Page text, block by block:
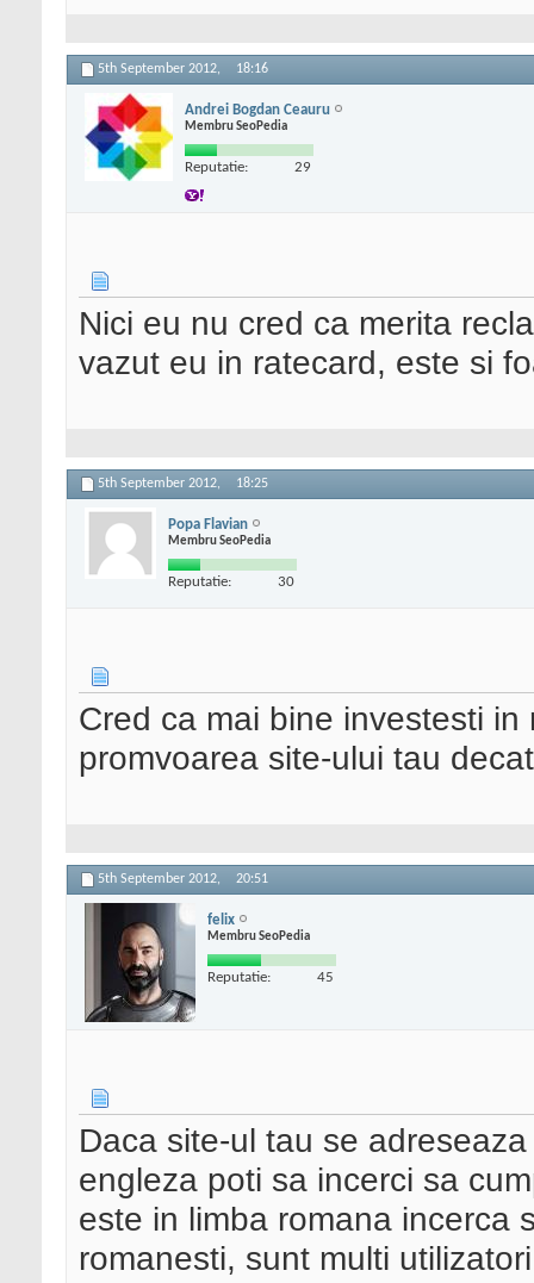
5th September 2012, 18:16
Andrei Bogdan Ceauru
Membru SeoPedia
Reputatie: 29
Nici eu nu cred ca merita
vazut eu in ratecard, este si
5th September 2012, 18:25
Popa Flavian
Membru SeoPedia
Reputatie: 30
Cred ca mai bine investesti
promvoarea site-ului tau
5th September 2012, 20:51
felix
Membru SeoPedia
Reputatie: 45
Daca site-ul tau se
engleza poti sa incerci sa
este in limba romana incerca
romanesti, sunt multi